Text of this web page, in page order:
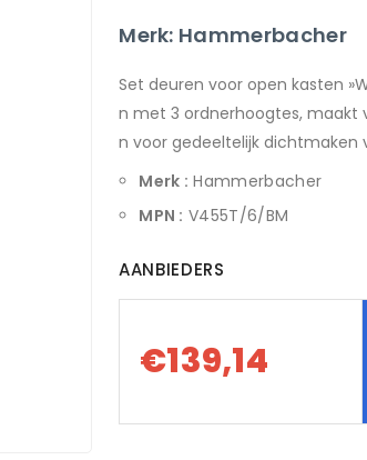
Merk: Hammerbacher
Set deuren voor open kasten
n met 3 ordnerhoogtes, maakt
n voor gedeeltelijk dichtmaken
Merk : Hammerbacher
MPN : V455T/6/BM
AANBIEDERS
€139,14